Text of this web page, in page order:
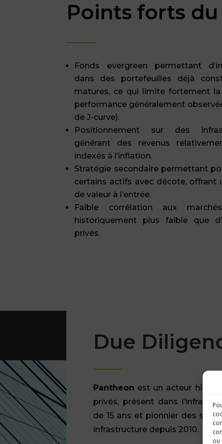
ou
Points forts
Fonds evergreen permettant
dans des portefeuilles déjà
matures, ce qui limite fortement
performance généralement
de J-curve).
Positionnement sur des
générant des revenus
indexés à l’inflation.
Stratégie secondaire permettant
certains actifs avec décote, offrant
de valeur à l’entrée.
Faible corrélation aux
historiquement plus faible que
privés.
Due
Pantheon est un acteur
privés, présent dans
de 15 ans et pionnier des
infrastructure depuis 2010.